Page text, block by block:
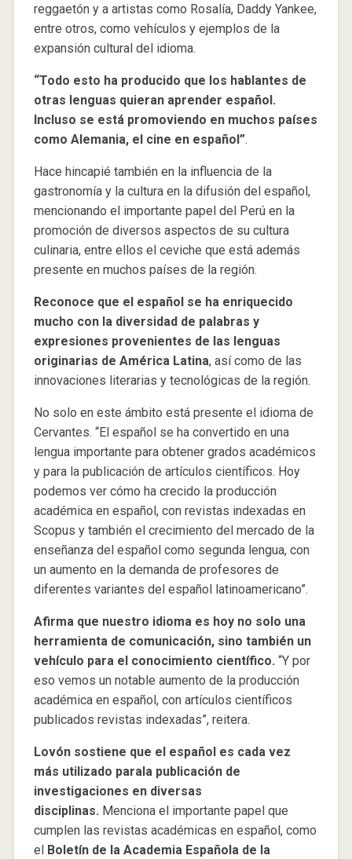
reggaetón y a artistas como Rosalía, Daddy Yankee,
entre otros, como vehículos y ejemplos de la
expansión cultural del idioma.
“Todo esto ha producido que los hablantes de
otras lenguas quieran aprender español.
Incluso se está promoviendo en muchos países
como Alemania, el cine en español”.
Hace hincapié también en la influencia de la
gastronomía y la cultura en la difusión del español,
mencionando el importante papel del Perú en la
promoción de diversos aspectos de su cultura
culinaria, entre ellos el ceviche que está además
presente en muchos países de la región.
Reconoce que el español se ha enriquecido
mucho con la diversidad de palabras y
expresiones provenientes de las lenguas
originarias de América Latina, así como de las
innovaciones literarias y tecnológicas de la región.
No solo en este ámbito está presente el idioma de
Cervantes. “El español se ha convertido en una
lengua importante para obtener grados académicos
y para la publicación de artículos científicos. Hoy
podemos ver cómo ha crecido la producción
académica en español, con revistas indexadas en
Scopus y también el crecimiento del mercado de la
enseñanza del español como segunda lengua, con
un aumento en la demanda de profesores de
diferentes variantes del español latinoamericano”.
Afirma que nuestro idioma es hoy no solo una
herramienta de comunicación, sino también un
vehículo para el conocimiento científico. “Y por
eso vemos un notable aumento de la producción
académica en español, con artículos científicos
publicados revistas indexadas”, reitera.
Lovón sostiene que el español es cada vez
más utilizado parala publicación de
investigaciones en diversas
disciplinas. Menciona el importante papel que
cumplen las revistas académicas en español, como
el Boletín de la Academia Española de la